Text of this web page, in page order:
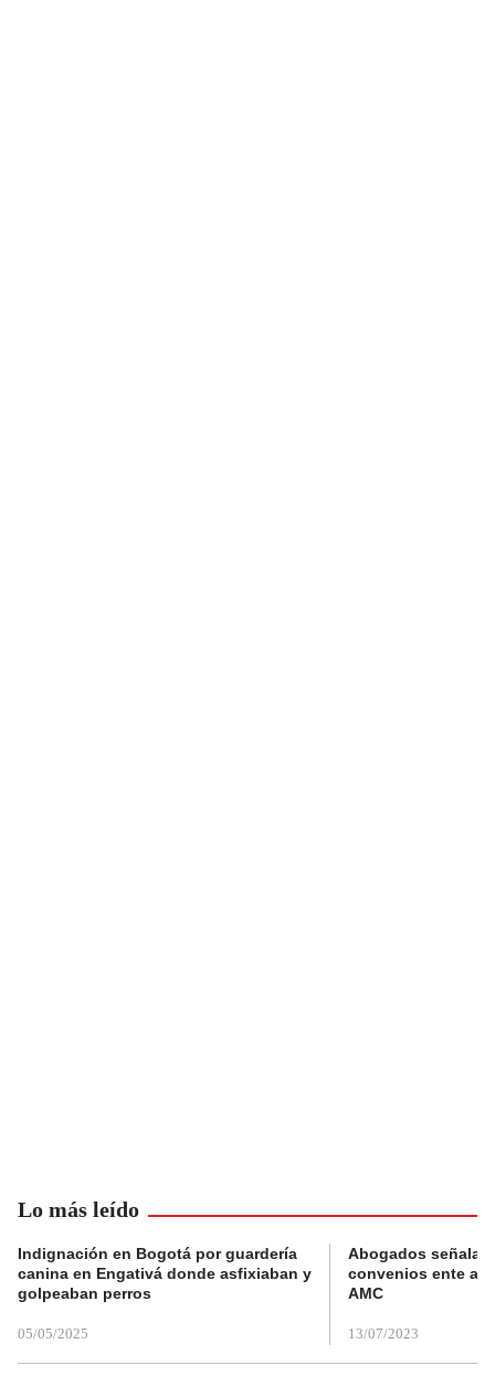
Lo más leído
Indignación en Bogotá por guardería
canina en Engativá donde asfixiaban y
golpeaban perros
05/05/2025
Abogados
convenios ente
AMC
13/07/2023